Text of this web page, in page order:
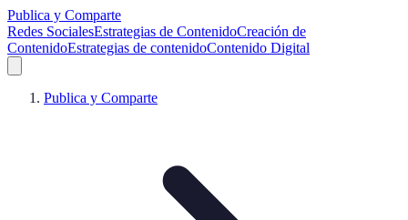
Publica y Comparte
Redes SocialesEstrategias de ContenidoCreación de
ContenidoEstrategias de contenidoContenido Digital
Publica y Comparte